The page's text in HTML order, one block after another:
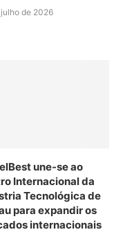
de 2026
une-se ao
Internacional da
Tecnológica de
para expandir os
internacionais